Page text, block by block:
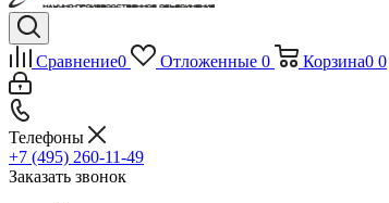
Сравнение0 Отложенные 0 Корзина0 0
Телефоны
+7 (495) 260-11-49
Заказать звонок